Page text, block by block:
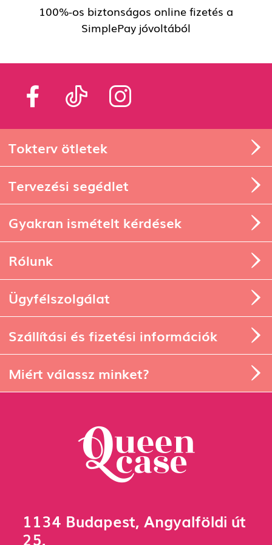
100%-os biztonságos online fizetés a
Tokterv ötletek
Tervezési segédlet
Gyakran ismételt kérdések
Rólunk
Ügyfélszolgálat
Szállítási és fizetési információk
Miért válassz minket?